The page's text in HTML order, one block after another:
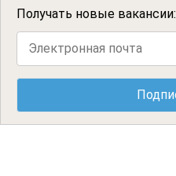
Получать новые вакансии: